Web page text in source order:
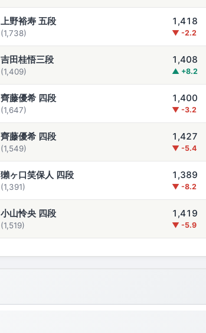
上野裕寿 五段
(1,738)
1,418
▼ -2.2
吉田桂悟三段
(1,409)
1,408
▲ +8.2
齊藤優希 四段
(1,647)
1,400
▼ -3.2
齊藤優希 四段
(1,549)
1,427
▼ -5.4
獺ヶ口笑保人 四段
(1,391)
1,389
▼ -8.2
小山怜央 四段
(1,519)
1,419
▼ -5.9